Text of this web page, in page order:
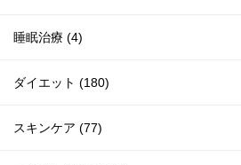
睡眠治療 (4)
ダイエット (180)
スキンケア (77)